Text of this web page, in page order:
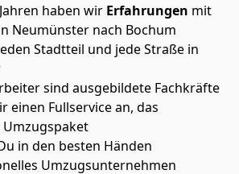
haben wir Erfahrungen mit
Neumünster nach Bochum
Stadtteil und jede Straße in
sind ausgebildete Fachkräfte
einen Fullservice an, das
in den besten Händen
Umzugsunternehmen